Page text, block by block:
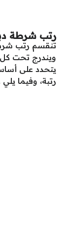
رتب شرطة
تنقسم رتب
ويندرج تحت كل
يتحدد على
رتبة، وفيما